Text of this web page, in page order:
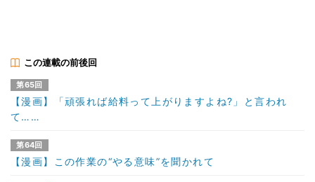
この連載の前後回
第65回
【漫画】「頑張れば給料って上がりますよね?」と言われ
て……
第64回
【漫画】この作業の“やる意味”を聞かれて